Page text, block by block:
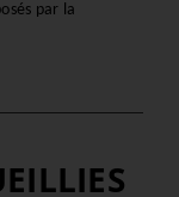
par la